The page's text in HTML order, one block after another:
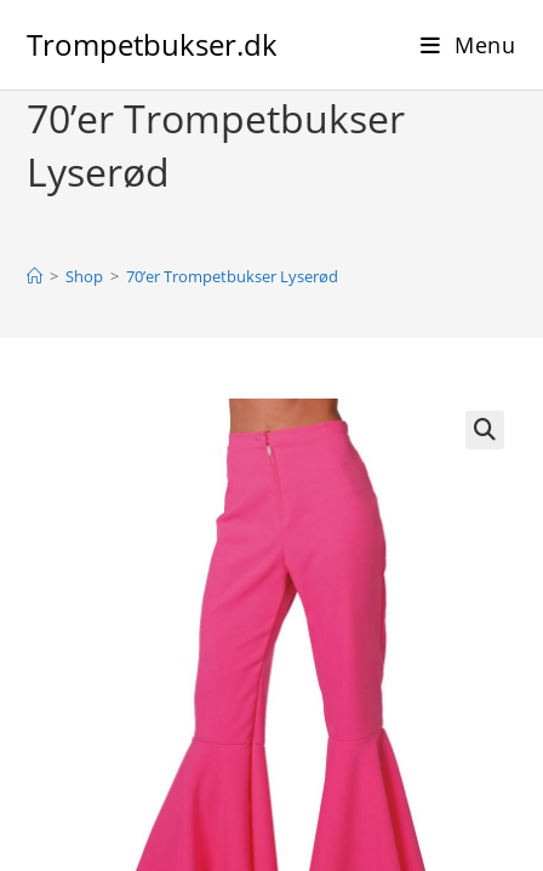
Trompetbukser.dk Menu
70’er Trompetbukser
Lyserød
> Shop > 70’er Trompetbukser Lyserød